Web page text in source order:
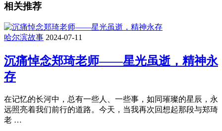
相关推荐
哈尔滨故事 2024-07-11
沉痛悼念郑琦老师——星光虽逝，精神永
存
在记忆的长河中，总有一些人、一些事，如同璀璨的星辰，永
远照亮着我们前行的道路。今天，当我再次回想起那段与郑琦
老 …